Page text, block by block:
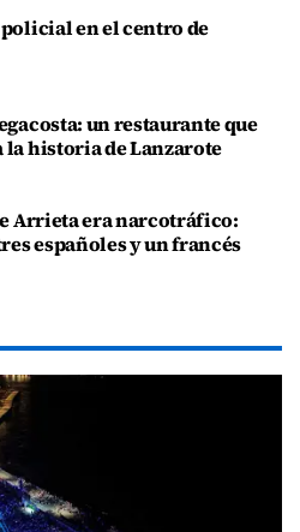
en el centro de
un restaurante que
la historia de Lanzarote
Arrieta era narcotráfico:
españoles y un francés